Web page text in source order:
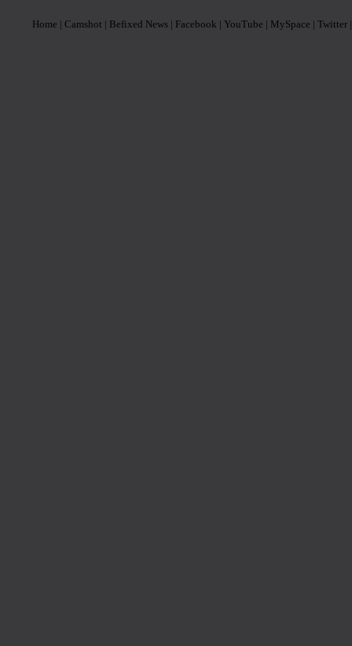
Home | Camshot | Befixed News | Facebook | YouTube | MySpace | Twitter